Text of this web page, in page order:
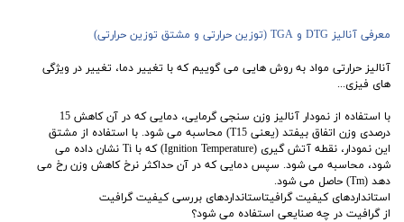
معرفی آنالیز و DTG ( توزین حرارتی و مشتق توزین حرارتی)
آنالیز حرارتی مواد به روش هایی می گوییم که با تغییر دما، تغییر در ویژگی
های فیزی...
با استفاده از نمودار آنالیز وزن سنجی گرمایی، دمایی که در آن کاهش 15
درصدی وزن اتفاق بیفتد (یعنی T15) محاسبه می شود. با استفاده از مشتق
این نمودار، نقطه آتش گیری (Ignition Temperature) که با Ti نشان داده می
شود، محاسبه می شود. سپس دمايی که در آن حداکثر نرخ کاهش وزن رخ می
دهد (Tm) حاصل می شود.
استانداردهای کیفیت گرافیتاستانداردهای بررسی کیفیت گرافیت
از گرافیت در چه صنایعی استفاده می شود؟